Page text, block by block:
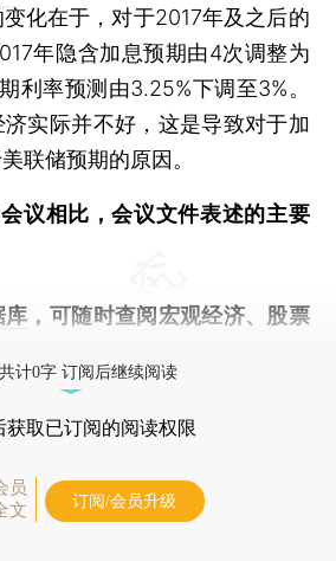
化在于，对于2017年及之后的
年隐含加息预期由4次调整为
利率预测由3.25%下调至3%。
实际并不好，这是导致对于加
联储预期的原因。
议相比，会议文件表述的主要
库 ，可随时查阅宏观经济、股票
计0字 订阅后继续阅读
获取已订阅的阅读权限
员
文
订阅/会员升级